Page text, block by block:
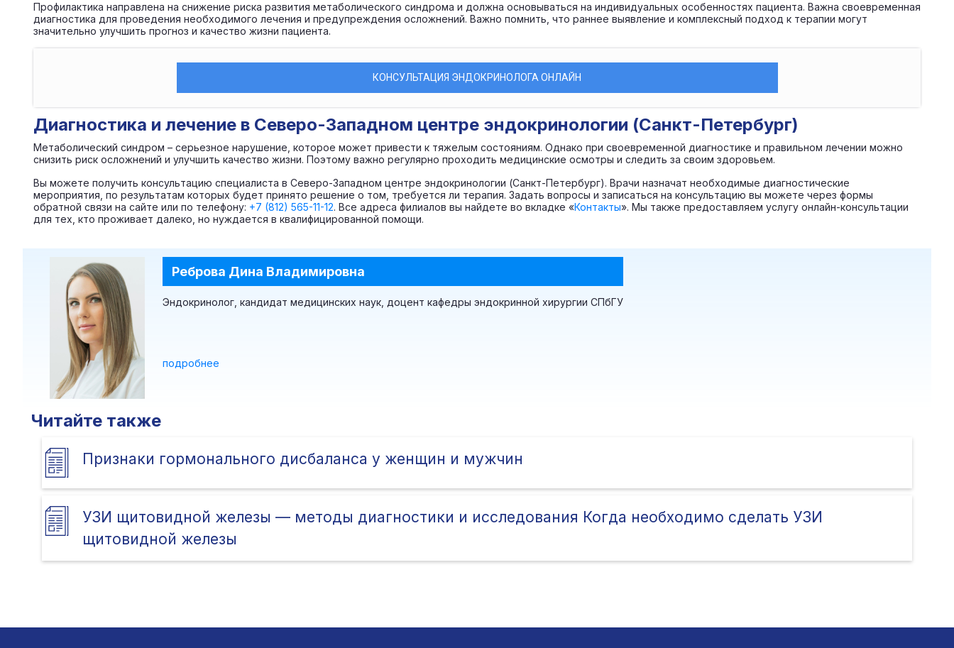
Профилактика направлена на снижение риска развития метаболического синдрома и должна основываться на индивидуальных особенностях пациента. Важна своевременная
диагностика для проведения необходимого лечения и предупреждения осложнений. Важно помнить, что раннее выявление и комплексный подход к терапии могут
значительно улучшить прогноз и качество жизни пациента.
КОНСУЛЬТАЦИЯ ЭНДОКРИНОЛОГА ОНЛАЙН
Диагностика и лечение в Северо-Западном центре эндокринологии (Санкт-Петербург)
Метаболический синдром – серьезное нарушение, которое может привести к тяжелым состояниям. Однако при своевременной диагностике и правильном лечении можно
снизить риск осложнений и улучшить качество жизни. Поэтому важно регулярно проходить медицинские осмотры и следить за своим здоровьем.
Вы можете получить консультацию специалиста в Северо-Западном центре эндокринологии (Санкт-Петербург). Врачи назначат необходимые диагностические
мероприятия, по результатам которых будет принято решение о том, требуется ли терапия. Задать вопросы и записаться на консультацию вы можете через формы
обратной связи на сайте или по телефону: +7 (812) 565-11-12. Все адреса филиалов вы найдете во вкладке «Контакты». Мы также предоставляем услугу онлайн-консультации
для тех, кто проживает далеко, но нуждается в квалифицированной помощи.
Реброва Дина Владимировна
Эндокринолог, кандидат медицинских наук, доцент кафедры эндокринной хирургии СПбГУ
подробнее
Читайте также
Признаки гормонального дисбаланса у женщин и мужчин
УЗИ щитовидной железы — методы диагностики и исследования Когда необходимо cделать УЗИ
щитовидной железы